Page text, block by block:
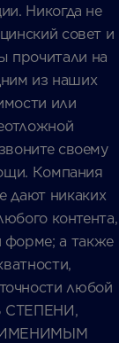
Никогда не
совет и
прочитали на
из наших
или
своему
Компания
дают никаких
контента,
форме; а также
любой
СТЕПЕНИ,